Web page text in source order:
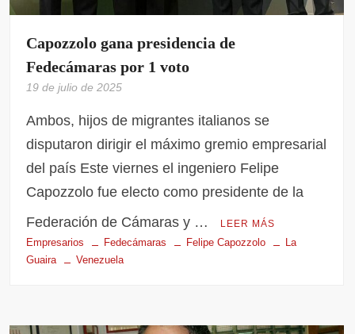
Capozzolo gana presidencia de
Fedecámaras por 1 voto
19 de julio de 2025
Ambos, hijos de migrantes italianos se
disputaron dirigir el máximo gremio empresarial
del país Este viernes el ingeniero Felipe
Capozzolo fue electo como presidente de la
Federación de Cámaras y …
LEER MÁS
Empresarios Fedecámaras Felipe Capozzolo
La
Guaira
Venezuela